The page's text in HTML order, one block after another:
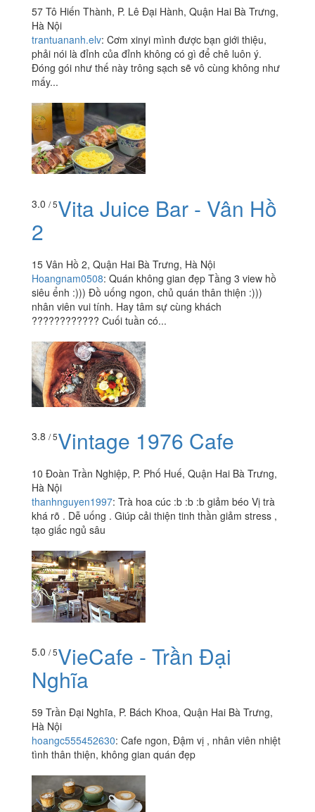
57 Tô Hiến Thành, P. Lê Đại Hành, Quận Hai Bà Trưng,
Hà Nội
trantuananh.elv: Cơm xinyi mình được bạn giới thiệu,
phải nói là đỉnh của đỉnh không có gì để chê luôn ý.
Đóng gói như thế này trông sạch sẽ vô cùng không như
mấy...
3.0 / 5Vita Juice Bar - Vân Hồ
2
15 Vân Hồ 2, Quận Hai Bà Trưng, Hà Nội
Hoangnam0508: Quán không gian đẹp Tầng 3 view hồ
siêu ểnh :))) Đồ uống ngon, chủ quán thân thiện :)))
nhân viên vui tính. Hay tâm sự cùng khách
???????????? Cuối tuần có...
3.8 / 5Vintage 1976 Cafe
10 Đoàn Trần Nghiệp, P. Phố Huế, Quận Hai Bà Trưng,
Hà Nội
thanhnguyen1997: Trà hoa cúc :b :b :b giảm béo Vị trà
khá rõ . Dễ uống . Giúp cải thiện tinh thần giảm stress ,
tạo giấc ngủ sâu
5.0 / 5VieCafe - Trần Đại
Nghĩa
59 Trần Đại Nghĩa, P. Bách Khoa, Quận Hai Bà Trưng,
Hà Nội
hoangc555452630: Cafe ngon, Đậm vị , nhân viên nhiệt
tình thân thiện, không gian quán đẹp